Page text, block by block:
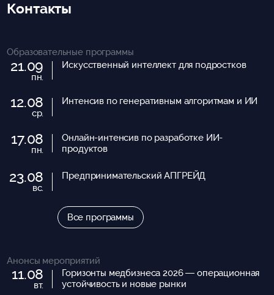
Контакты
Образовательные программы
21.09
пн.
Искусственный интеллект для подростков
12.08
ср.
Интенсив по генеративным алгоритмам и ИИ
17.08
пн.
Онлайн-интенсив по разработке ИИ-
продуктов
23.08
вс.
Предпринимательский АПГРЕЙД
Все программы
Анонсы мероприятий
11.08
вт.
Горизонты медбизнеса 2026 — операционная
устойчивость и новые рынки